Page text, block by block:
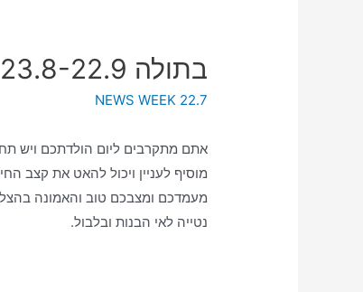
בתולה 23.8-22.9
NEWS WEEK 22.7
אתם מתקרבים ליום הולדתכם ויש
מוסיף לעניין ויכול להאט את קצב
מעמדכם ומצבכם טוב והאמונה
נטייה לאי הבנות ובלבול.